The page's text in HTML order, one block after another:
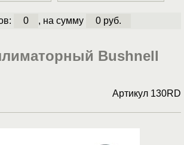
0 , на сумму 0 руб.
Bushnell
Артикул 130RD